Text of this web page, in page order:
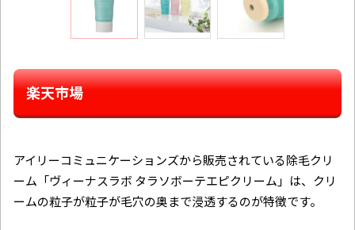
楽天市場
アイリーコミュニケーションズから販売されている除毛クリ
ーム「ヴィーナスラボ タラソボーテエピクリーム​」は、クリ
ームの粒子が粒子が毛穴の奥まで浸透するのが特徴です。